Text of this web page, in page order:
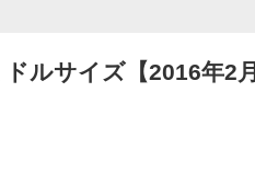
ルサイズ【2016年2月